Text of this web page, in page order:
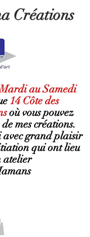
Créations
au Samedi
14 Côte des
oùvous pouvez
mes créations.
avec grand plaisir
qui ont lieu
atelier